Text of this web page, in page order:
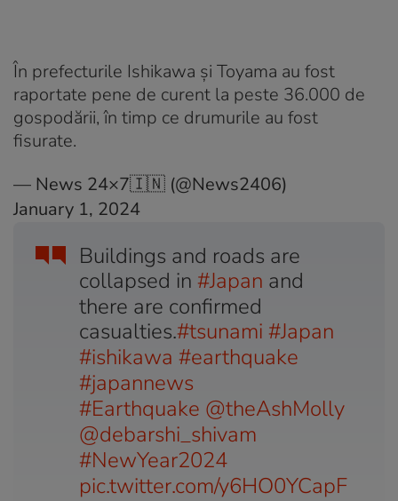
În prefecturile Ishikawa şi Toyama au fost
raportate pene de curent la peste 36.000 de
gospodării, în timp ce drumurile au fost
fisurate.
Buildings and roads are
collapsed in #Japan and
there are confirmed
casualties.#tsunami #Japan
#ishikawa #earthquake
#japannews
#Earthquake @theAshMolly
@debarshi_shivam
#NewYear2024
pic.twitter.com/y6HO0YCapF
— News 24×7🇮🇳 (@News2406)
January 1, 2024